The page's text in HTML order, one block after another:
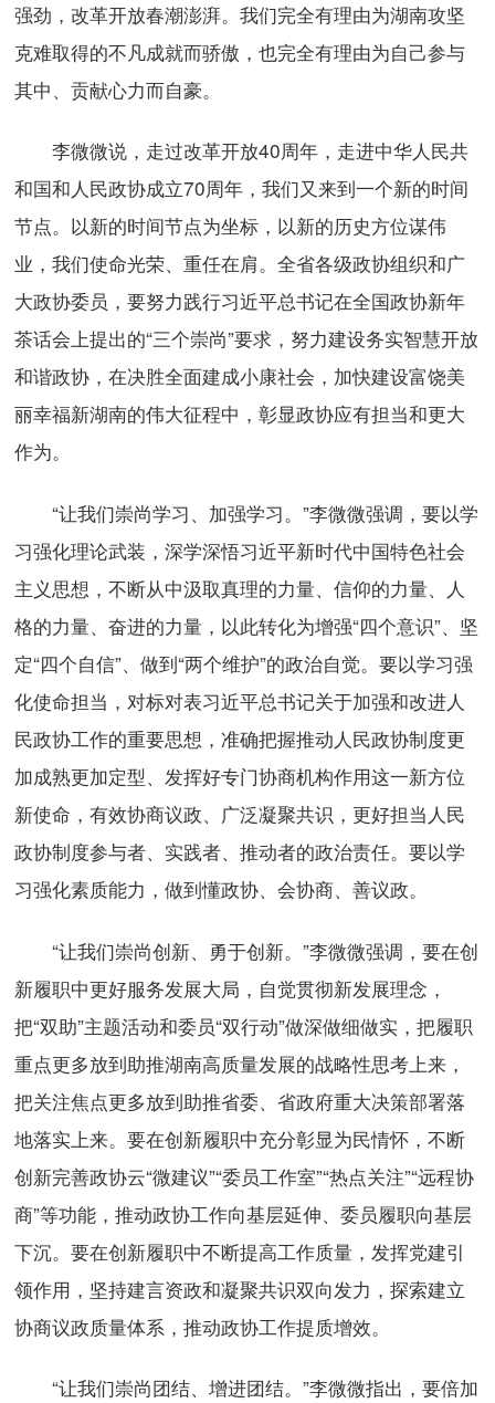
强劲，改革开放春潮澎湃。我们完全有理由为湖南攻坚
克难取得的不凡成就而骄傲，也完全有理由为自己参与
其中、贡献心力而自豪。
李微微说，走过改革开放40周年，走进中华人民共
和国和人民政协成立70周年，我们又来到一个新的时间
节点。以新的时间节点为坐标，以新的历史方位谋伟
业，我们使命光荣、重任在肩。全省各级政协组织和广
大政协委员，要努力践行习近平总书记在全国政协新年
茶话会上提出的“三个崇尚”要求，努力建设务实智慧开放
和谐政协，在决胜全面建成小康社会，加快建设富饶美
丽幸福新湖南的伟大征程中，彰显政协应有担当和更大
作为。
“让我们崇尚学习、加强学习。”李微微强调，要以学
习强化理论武装，深学深悟习近平新时代中国特色社会
主义思想，不断从中汲取真理的力量、信仰的力量、人
格的力量、奋进的力量，以此转化为增强“四个意识”、坚
定“四个自信”、做到“两个维护”的政治自觉。要以学习强
化使命担当，对标对表习近平总书记关于加强和改进人
民政协工作的重要思想，准确把握推动人民政协制度更
加成熟更加定型、发挥好专门协商机构作用这一新方位
新使命，有效协商议政、广泛凝聚共识，更好担当人民
政协制度参与者、实践者、推动者的政治责任。要以学
习强化素质能力，做到懂政协、会协商、善议政。
“让我们崇尚创新、勇于创新。”李微微强调，要在创
新履职中更好服务发展大局，自觉贯彻新发展理念，
把“双助”主题活动和委员“双行动”做深做细做实，把履职
重点更多放到助推湖南高质量发展的战略性思考上来，
把关注焦点更多放到助推省委、省政府重大决策部署落
地落实上来。要在创新履职中充分彰显为民情怀，不断
创新完善政协云“微建议”“委员工作室”“热点关注”“远程协
商”等功能，推动政协工作向基层延伸、委员履职向基层
下沉。要在创新履职中不断提高工作质量，发挥党建引
领作用，坚持建言资政和凝聚共识双向发力，探索建立
协商议政质量体系，推动政协工作提质增效。
“让我们崇尚团结、增进团结。”李微微指出，要倍加